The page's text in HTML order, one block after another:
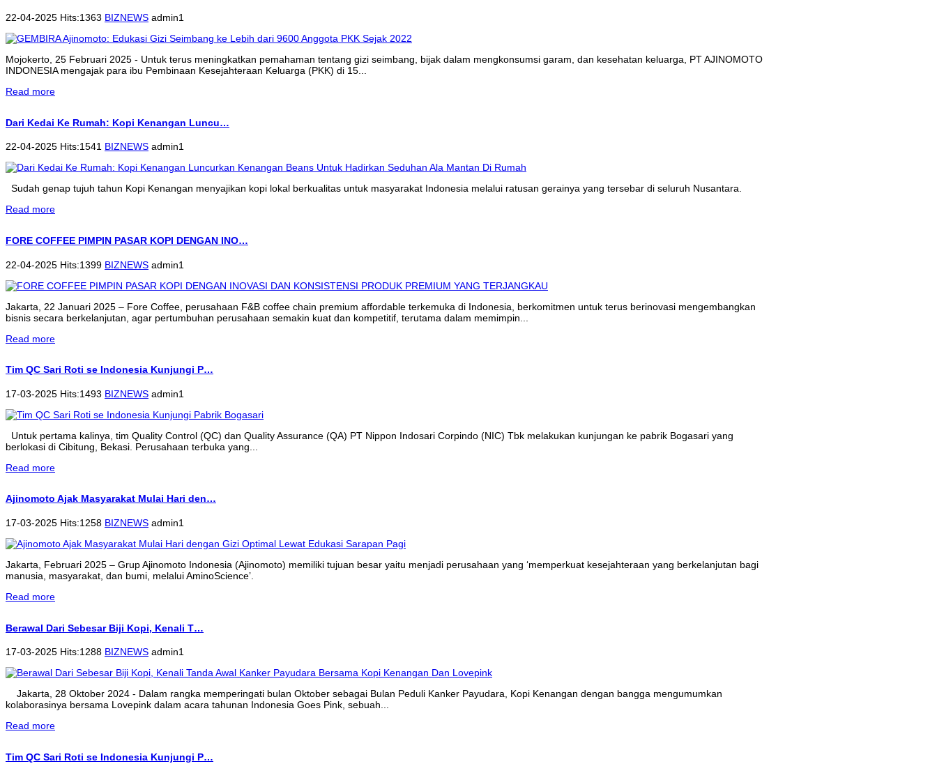
22-04-2025 Hits:1363 BIZNEWS admin1
Mojokerto, 25 Februari 2025 - Untuk terus meningkatkan pemahaman tentang gizi seimbang, bijak dalam mengkonsumsi garam, dan kesehatan keluarga, PT AJINOMOTO
INDONESIA mengajak para ibu Pembinaan Kesejahteraan Keluarga (PKK) di 15...
Read more
Dari Kedai Ke Rumah: Kopi Kenangan Luncu…
22-04-2025 Hits:1541 BIZNEWS admin1
Sudah genap tujuh tahun Kopi Kenangan menyajikan kopi lokal berkualitas untuk masyarakat Indonesia melalui ratusan gerainya yang tersebar di seluruh Nusantara.
Read more
FORE COFFEE PIMPIN PASAR KOPI DENGAN INO…
22-04-2025 Hits:1399 BIZNEWS admin1
Jakarta, 22 Januari 2025 – Fore Coffee, perusahaan F&B coffee chain premium affordable terkemuka di Indonesia, berkomitmen untuk terus berinovasi mengembangkan
bisnis secara berkelanjutan, agar pertumbuhan perusahaan semakin kuat dan kompetitif, terutama dalam memimpin...
Read more
Tim QC Sari Roti se Indonesia Kunjungi P…
17-03-2025 Hits:1493 BIZNEWS admin1
Untuk pertama kalinya, tim Quality Control (QC) dan Quality Assurance (QA) PT Nippon Indosari Corpindo (NIC) Tbk melakukan kunjungan ke pabrik Bogasari yang
berlokasi di Cibitung, Bekasi. Perusahaan terbuka yang...
Read more
Ajinomoto Ajak Masyarakat Mulai Hari den…
17-03-2025 Hits:1258 BIZNEWS admin1
Jakarta, Februari 2025 – Grup Ajinomoto Indonesia (Ajinomoto) memiliki tujuan besar yaitu menjadi perusahaan yang ‘memperkuat kesejahteraan yang berkelanjutan bagi
manusia, masyarakat, dan bumi, melalui AminoScience’.
Read more
Berawal Dari Sebesar Biji Kopi, Kenali T…
17-03-2025 Hits:1288 BIZNEWS admin1
Jakarta, 28 Oktober 2024 - Dalam rangka memperingati bulan Oktober sebagai Bulan Peduli Kanker Payudara, Kopi Kenangan dengan bangga mengumumkan
kolaborasinya bersama Lovepink dalam acara tahunan Indonesia Goes Pink, sebuah...
Read more
Tim QC Sari Roti se Indonesia Kunjungi P…